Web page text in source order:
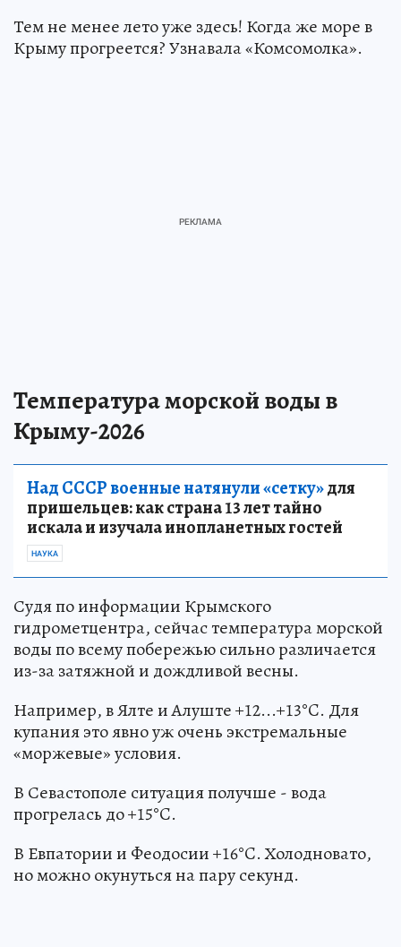
Тем не менее лето уже здесь! Когда же море в
Крыму прогреется? Узнавала «Комсомолка».
Температура морской воды в
Крыму-2026
Над СССР военные натянули «сетку»для
пришельцев: как страна 13 лет тайно
искала и изучала инопланетных гостей
НАУКА
Судя по информации Крымского
гидрометцентра, сейчас температура морской
воды по всему побережью сильно различается
из-за затяжной и дождливой весны.
Например, в Ялте и Алуште +12...+13°C. Для
купания это явно уж очень экстремальные
«моржевые» условия.
В Севастополе ситуация получше - вода
прогрелась до +15°C.
В Евпатории и Феодосии +16°C. Холодновато,
но можно окунуться на пару секунд.